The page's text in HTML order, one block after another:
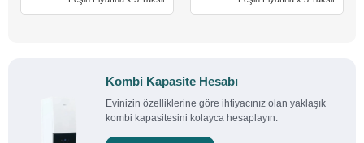
Kombi Kapasite Hesabı
Evinizin özelliklerine göre ihtiyacınız olan yaklaşık
kombi kapasitesini kolayca hesaplayın.